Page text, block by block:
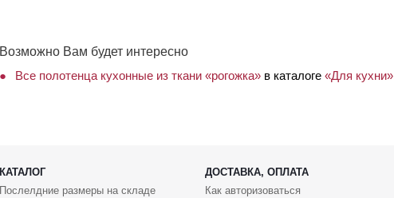
Возможно Вам будет интересно
Все полотенца кухонные из ткани «рогожка» в каталоге «Для кухни»
КАТАЛОГ ДОСТАВКА, ОПЛАТА
Послелдние размеры на складе
Как авторизоваться